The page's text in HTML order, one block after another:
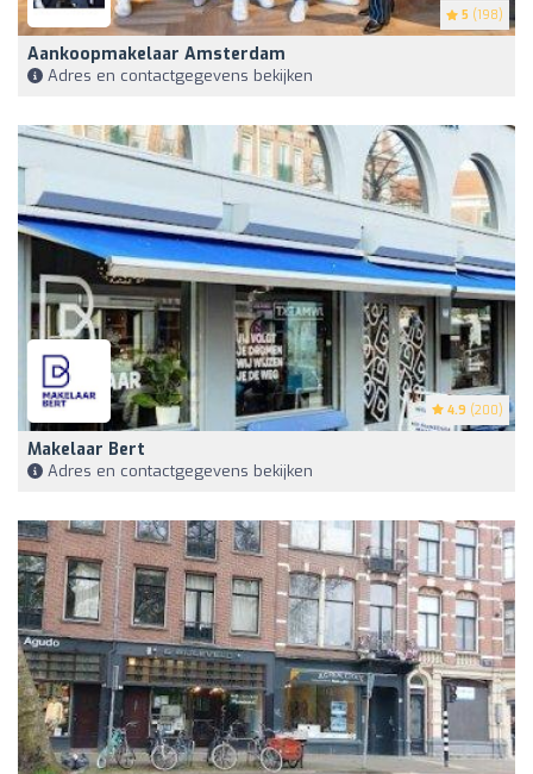
5 (198)
Aankoopmakelaar Amsterdam
Adres en contactgegevens bekijken
4.9 (200)
Makelaar Bert
Adres en contactgegevens bekijken